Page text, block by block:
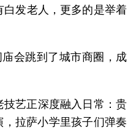
发老人，更多的是举着
会跳到了城市商圈，成
艺正深度融入日常：贵
，拉萨小学里孩子们弹奏